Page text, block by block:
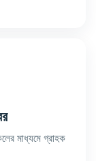
মাধ্যমে গ্রাহক